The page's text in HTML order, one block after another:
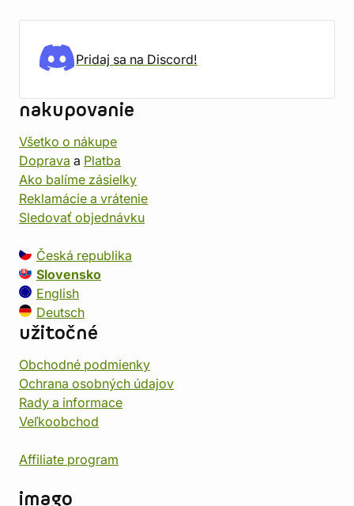
Pridaj sa na Discord!
nakupovanie
Všetko o nákupe
Doprava a Platba
Ako balíme zásielky
Reklamácie a vrátenie
Sledovať objednávku
Česká republika
Slovensko
English
Deutsch
užitočné
Obchodné podmienky
Ochrana osobných údajov
Rady a informace
Veľkoobchod
Affiliate program
imago